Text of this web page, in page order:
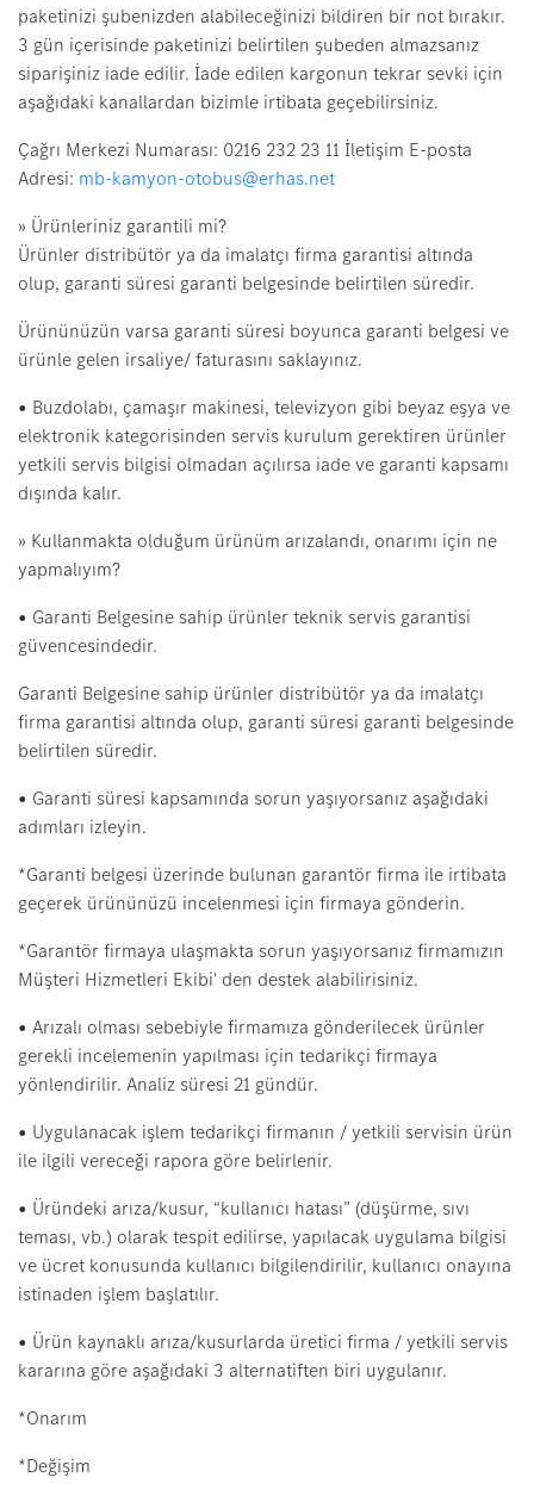
paketinizi şubenizden alabileceğinizi bildiren bir not bırakır.
3 gün içerisinde paketinizi belirtilen şubeden almazsanız
siparişiniz iade edilir. İade edilen kargonun tekrar sevki için
aşağıdaki kanallardan bizimle irtibata geçebilirsiniz.
Çağrı Merkezi Numarası: 0216 232 23 11 İletişim E-posta
Adresi: mb-kamyon-otobus@erhas.net
» Ürünleriniz garantili mi?
Ürünler distribütör ya da imalatçı firma garantisi altında
olup, garanti süresi garanti belgesinde belirtilen süredir.
Ürününüzün varsa garanti süresi boyunca garanti belgesi ve
ürünle gelen irsaliye/ faturasını saklayınız.
• Buzdolabı, çamaşır makinesi, televizyon gibi beyaz eşya ve
elektronik kategorisinden servis kurulum gerektiren ürünler
yetkili servis bilgisi olmadan açılırsa iade ve garanti kapsamı
dışında kalır.
» Kullanmakta olduğum ürünüm arızalandı, onarımı için ne
yapmalıyım?
• Garanti Belgesine sahip ürünler teknik servis garantisi
güvencesindedir.
Garanti Belgesine sahip ürünler distribütör ya da imalatçı
firma garantisi altında olup, garanti süresi garanti belgesinde
belirtilen süredir.
• Garanti süresi kapsamında sorun yaşıyorsanız aşağıdaki
adımları izleyin.
*Garanti belgesi üzerinde bulunan garantör firma ile irtibata
geçerek ürününüzü incelenmesi için firmaya gönderin.
*Garantör firmaya ulaşmakta sorun yaşıyorsanız firmamızın
Müşteri Hizmetleri Ekibi' den destek alabilirisiniz.
• Arızalı olması sebebiyle firmamıza gönderilecek ürünler
gerekli incelemenin yapılması için tedarikçi firmaya
yönlendirilir. Analiz süresi 21 gündür.
• Uygulanacak işlem tedarikçi firmanın / yetkili servisin ürün
ile ilgili vereceği rapora göre belirlenir.
• Üründeki arıza/kusur, “kullanıcı hatası” (düşürme, sıvı
teması, vb.) olarak tespit edilirse, yapılacak uygulama bilgisi
ve ücret konusunda kullanıcı bilgilendirilir, kullanıcı onayına
istinaden işlem başlatılır.
• Ürün kaynaklı arıza/kusurlarda üretici firma / yetkili servis
kararına göre aşağıdaki 3 alternatiften biri uygulanır.
*Onarım
*Değişim